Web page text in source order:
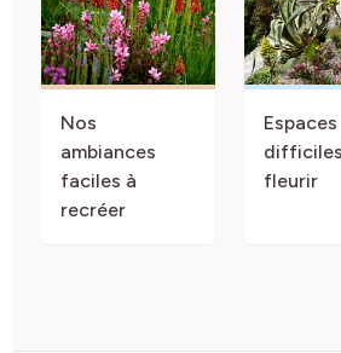
Nos
ambiances
faciles à
recréer
Espaces
fleurir